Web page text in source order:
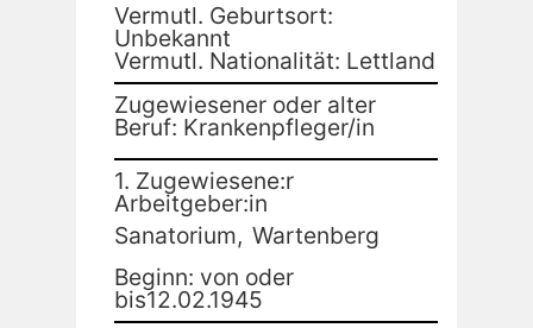
Vermutl. Geburtsort:
Unbekannt
Vermutl. Nationalität: Lettland
Zugewiesener oder alter
Beruf: Krankenpfleger/in
1. Zugewiesene:r
Arbeitgeber:in
Sanatorium, Wartenberg
Beginn: von oder
bis12.02.1945